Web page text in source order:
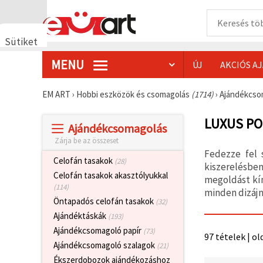
Sütiket
használunk
technológiákat
hozzájárulásával
MENU ÚJ AKCIÓS
EM ART › Hobbi eszközök és csomagolás (1714)›
Ajándékcsomagolás
Zárja be az összeset
Celofán tasakok (28)
Celofán tasakok akasztólyukkal
(114)
Öntapadós celofán tasakok (32)
Ajándéktáskák (193)
Ajándékcsomagoló papír (73)
Ajándékcsomagoló szalagok (21)
Ékszerdobozok ajándékozáshoz
LUXUS
Fedezze fel
megoldást
minden
97 tételek |